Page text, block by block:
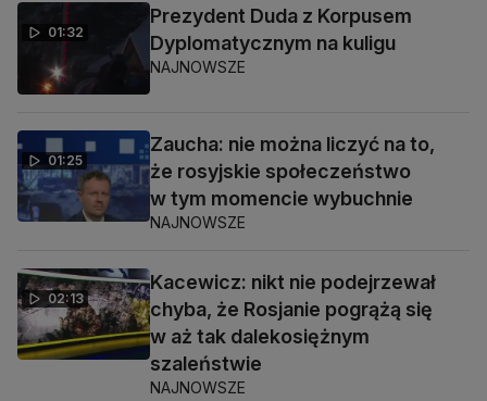
01:32
Prezydent Duda z Korpusem
Dyplomatycznym na kuligu
NAJNOWSZE
01:25
Zaucha: nie można liczyć na to,
że rosyjskie społeczeństwo
w tym momencie wybuchnie
NAJNOWSZE
02:13
Kacewicz: nikt nie podejrzewał
chyba, że Rosjanie pogrążą się
w aż tak dalekosiężnym
szaleństwie
NAJNOWSZE